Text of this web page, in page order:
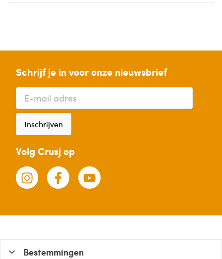
Schrijf je in voor onze nieuwsbrief
Inschrijven
Volg Crusj op
Bestemmingen